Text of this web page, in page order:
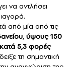
να αντλήσει
από μία από τις
, ύψους 150
5,3 φορές
τη σημαντική